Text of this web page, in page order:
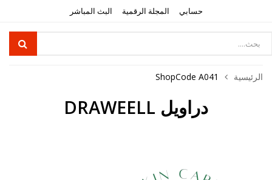
حسابي المجلة الرقمية البث المباشر
الرئيسية ShopCode A041
دراويل DRAWEELL